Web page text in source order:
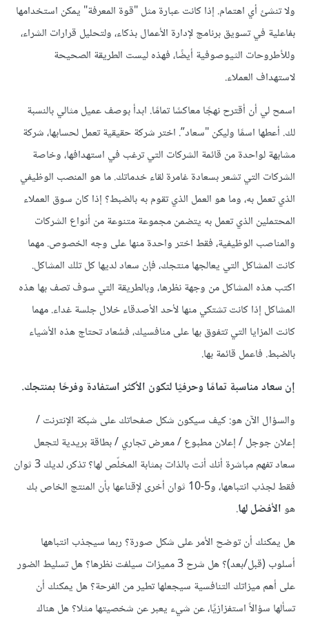
ولا تنشئ أي اهتمام. إذا كانت عبارة مثل "قوة المعرفة" يمكن استخدامها
بفاعلية في تسويق برنامج لإدارة الأعمال بذكاء، ولتحليل قرارات الشراء،
وللأطروحات الثيوصوفية أيضًا، فهذه ليست الطريقة الصحيحة
لاستهداف العملاء.
اسمح لي أن أقترح نهجًا معاكسًا تمامًا. ابدأ بوصف عميل مثالي بالنسبة
لك. أعطها اسمًا وليكن "سعاد”. اختر شركة حقيقية تعمل لحسابها، شركة
مشابهة لواحدة من قائمة الشركات التي ترغب في استهدافها، وخاصة
الشركات التي تشعر بسعادة غامرة لقاء خدماتك. ما هو المنصب الوظيفي
الذي تعمل به، وما هو العمل الذي تقوم به بالضبط؟ إذا كان سوق العملاء
المحتملين الذي تعمل به يتضمن مجموعة متنوعة من أنواع الشركات
والمناصب الوظيفية، فقط اختر واحدة منها على وجه الخصوص. مهما
كانت المشاكل التي يعالجها منتجك، فإن سعاد لديها كل تلك المشاكل.
اكتب هذه المشاكل من وجهة نظرها، وبالطريقة التي سوف تصف بها هذه
المشاكل إذا كانت تشتكي منها لأحد الأصدقاء خلال جلسة غداء. مهما
كانت المزايا التي تتفوق بها على منافسيك، فسُعاد تحتاج هذه الأشياء
بالضبط. فاعمل قائمة بها.
إن سعاد مناسبة تمامًا وحرفيًا لتكون الأكثر استفادة وفرحًا بمنتجك.
والسؤال الآن هو: كيف سيكون شكل صفحاتك على شبكة الإنترنت /
إعلان جوجل / إعلان مطبوع / معرض تجاري / بطاقة بريدية لتجعل
سعاد تفهم مباشرة أنك أنت بالذات بمثابة المخلّص لها؟ تذكر، لديك 3 ثوان
فقط لجذب انتباهها، و5-10 ثوان أخرى لإقناعها بأن المنتج الخاص بك
هوالأفضل لها.
هل يمكنك أن توضح الأمر على شكل صورة؟ ربما سيجذب انتباهها
أسلوب (قبل/بعد)؟ هل شرح 3 مميزات سيلفت نظرها؟ هل تسليط الضور
على أهم ميزاتك التنافسية سيجعلها تطير من الفرحة؟ هل يمكنك أن
تسألها سؤالاً استفزازيًا، عن شيء يعبر عن شخصيتها مثلا؟ هل هناك